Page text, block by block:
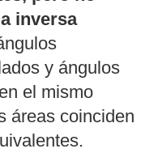
inversa
y ángulos
el mismo
áreas coinciden